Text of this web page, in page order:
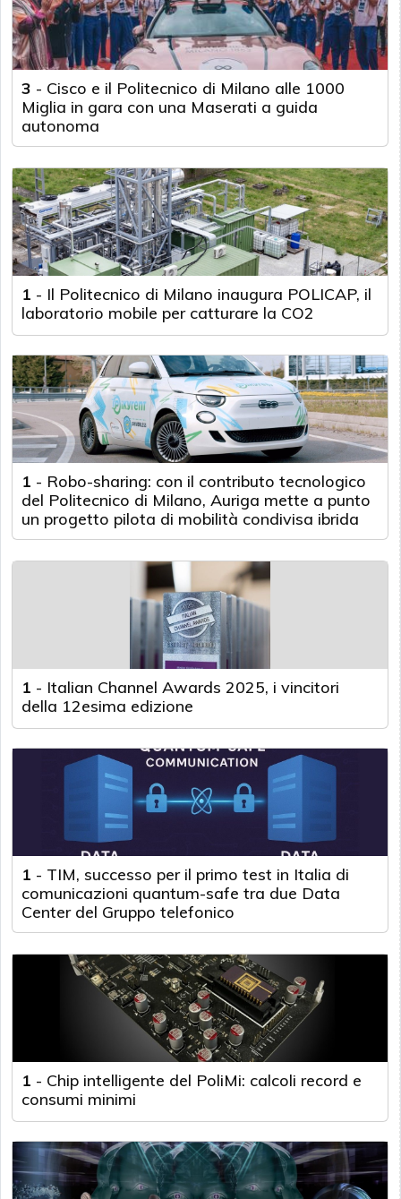
3 - Cisco e il Politecnico di Milano alle 1000
Miglia in gara con una Maserati a guida
autonoma
1 - Il Politecnico di Milano inaugura POLICAP, il
laboratorio mobile per catturare la CO2
1 - Robo-sharing: con il contributo tecnologico
del Politecnico di Milano, Auriga mette a punto
un progetto pilota di mobilità condivisa ibrida
1 - Italian Channel Awards 2025, i vincitori
della 12esima edizione
1 - TIM, successo per il primo test in Italia di
comunicazioni quantum-safe tra due Data
Center del Gruppo telefonico
1 - Chip intelligente del PoliMi: calcoli record e
consumi minimi